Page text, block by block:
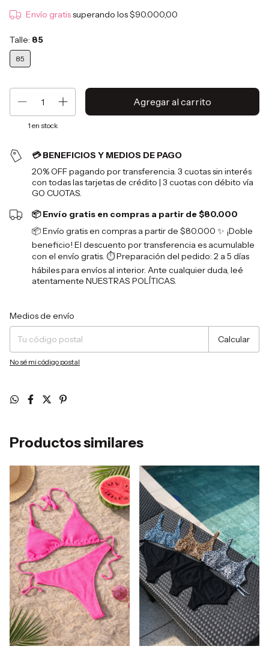
Envío gratissuperando los$90.000,00
Talle: 85
85
1 en stock
💳 BENEFICIOS Y MEDIOS DE PAGO
20% OFF pagando por transferencia. 3 cuotas sin interés
con todas las tarjetas de crédito | 3 cuotas con débito vía
GO CUOTAS.
📦 Envío gratis en compras a partir de $80.000
📦 Envío gratis en compras a partir de $80.000 ✨ ¡Doble
beneficio! El descuento por transferencia es acumulable
con el envío gratis. ⏱️ Preparación del pedido: 2 a 5 días
hábiles para envíos al interior. Ante cualquier duda, leé
atentamente NUESTRAS POLÍTICAS.
Entregas para el CP:
Medios de envío
Calcular
No sé mi código postal
Productos similares